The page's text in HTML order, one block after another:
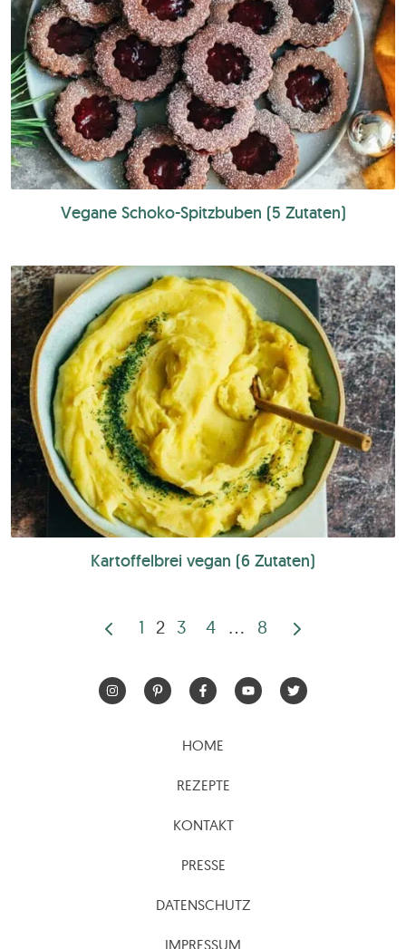
Vegane Schoko-Spitzbuben (5 Zutaten)
Kartoffelbrei vegan (6 Zutaten)
Beiträge
1 2 3 4 … 8
HOME
REZEPTE
KONTAKT
PRESSE
DATENSCHUTZ
IMPRESSUM